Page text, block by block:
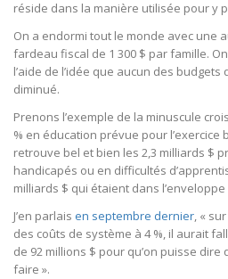
réside dans la manière utilisée pour y
On a endormi tout le monde avec une
fardeau fiscal de 1 300 $ par famille.
l’aide de l’idée que aucun des
diminué.
Prenons l’exemple de la minuscule
% en éducation prévue pour l’exercice
retrouve bel et bien les 2,3 milliards $
handicapés ou en difficultés
milliards $ qui étaient dans l’enveloppe
J’en parlais en septembre dernier, «
des coûts de système à 4 %, il aurait
de 92 millions $ pour qu’on puisse dire
faire ».